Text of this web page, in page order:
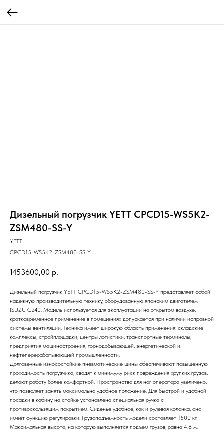
Дизельный погрузчик YETT CPCD15-WS5K2-
ZSM480-SS-Y
YETT
CPCD15-WS5K2-ZSM480-SS-Y
1453600,00 р.
Дизельный погрузчик YETT CPCD15-WS5K2-ZSM480-SS-Y представляет собой
надежную производительную технику, оборудованную японским двигателем
ISUZU C240. Модель используется для эксплуатации на открытом воздухе,
кратковременное применение в помещениях допускается при наличии исправной
системы вентиляции. Техника имеет широкую область применения: складские
комплексы, стройплощадки, центры логистики, транспортные терминалы,
предприятия машиностроения, горнодобывающей, энергетической и
нефтеперерабатывающей промышленности.
Долговечные износостойкие пневматические шины обеспечивают повышенную
проходимость погрузчика, сводят к минимуму риск повреждения хрупких грузов,
делают работу более комфортной. Пространство для ног оператора увеличено,
что позволяет занять максимально удобное положение. Для быстрой и удобной
посадки в кабину на стойке установлена специальная ручка с
противоскользящим покрытием. Сиденье удобное, как и рулевая колонка, оно
имеет функцию регулировки. Грузоподъемность модели составляет 1500 кг.
Максимальная высота, на которую выполняется подъем грузов, равна 4.8 м.